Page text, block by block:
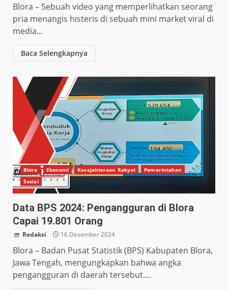
Blora – Sebuah video yang memperlihatkan seorang
pria menangis histeris di sebuah mini market viral di
media...
Baca Selengkapnya
Blora Ekonomi Kesejahteraan Rakyat
Pemerintahan
Sosial
Data BPS 2024: Pengangguran di Blora
Capai 19.801 Orang
Redaksi 16 Desember 2024
Blora – Badan Pusat Statistik (BPS) Kabupaten Blora,
Jawa Tengah, mengungkapkan bahwa angka
pengangguran di daerah tersebut....